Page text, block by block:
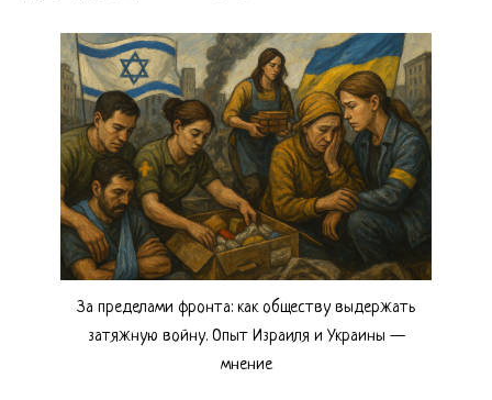
За пределами фронта: как обществу выдержать
затяжную войну. Опыт Израиля и Украины —
мнение